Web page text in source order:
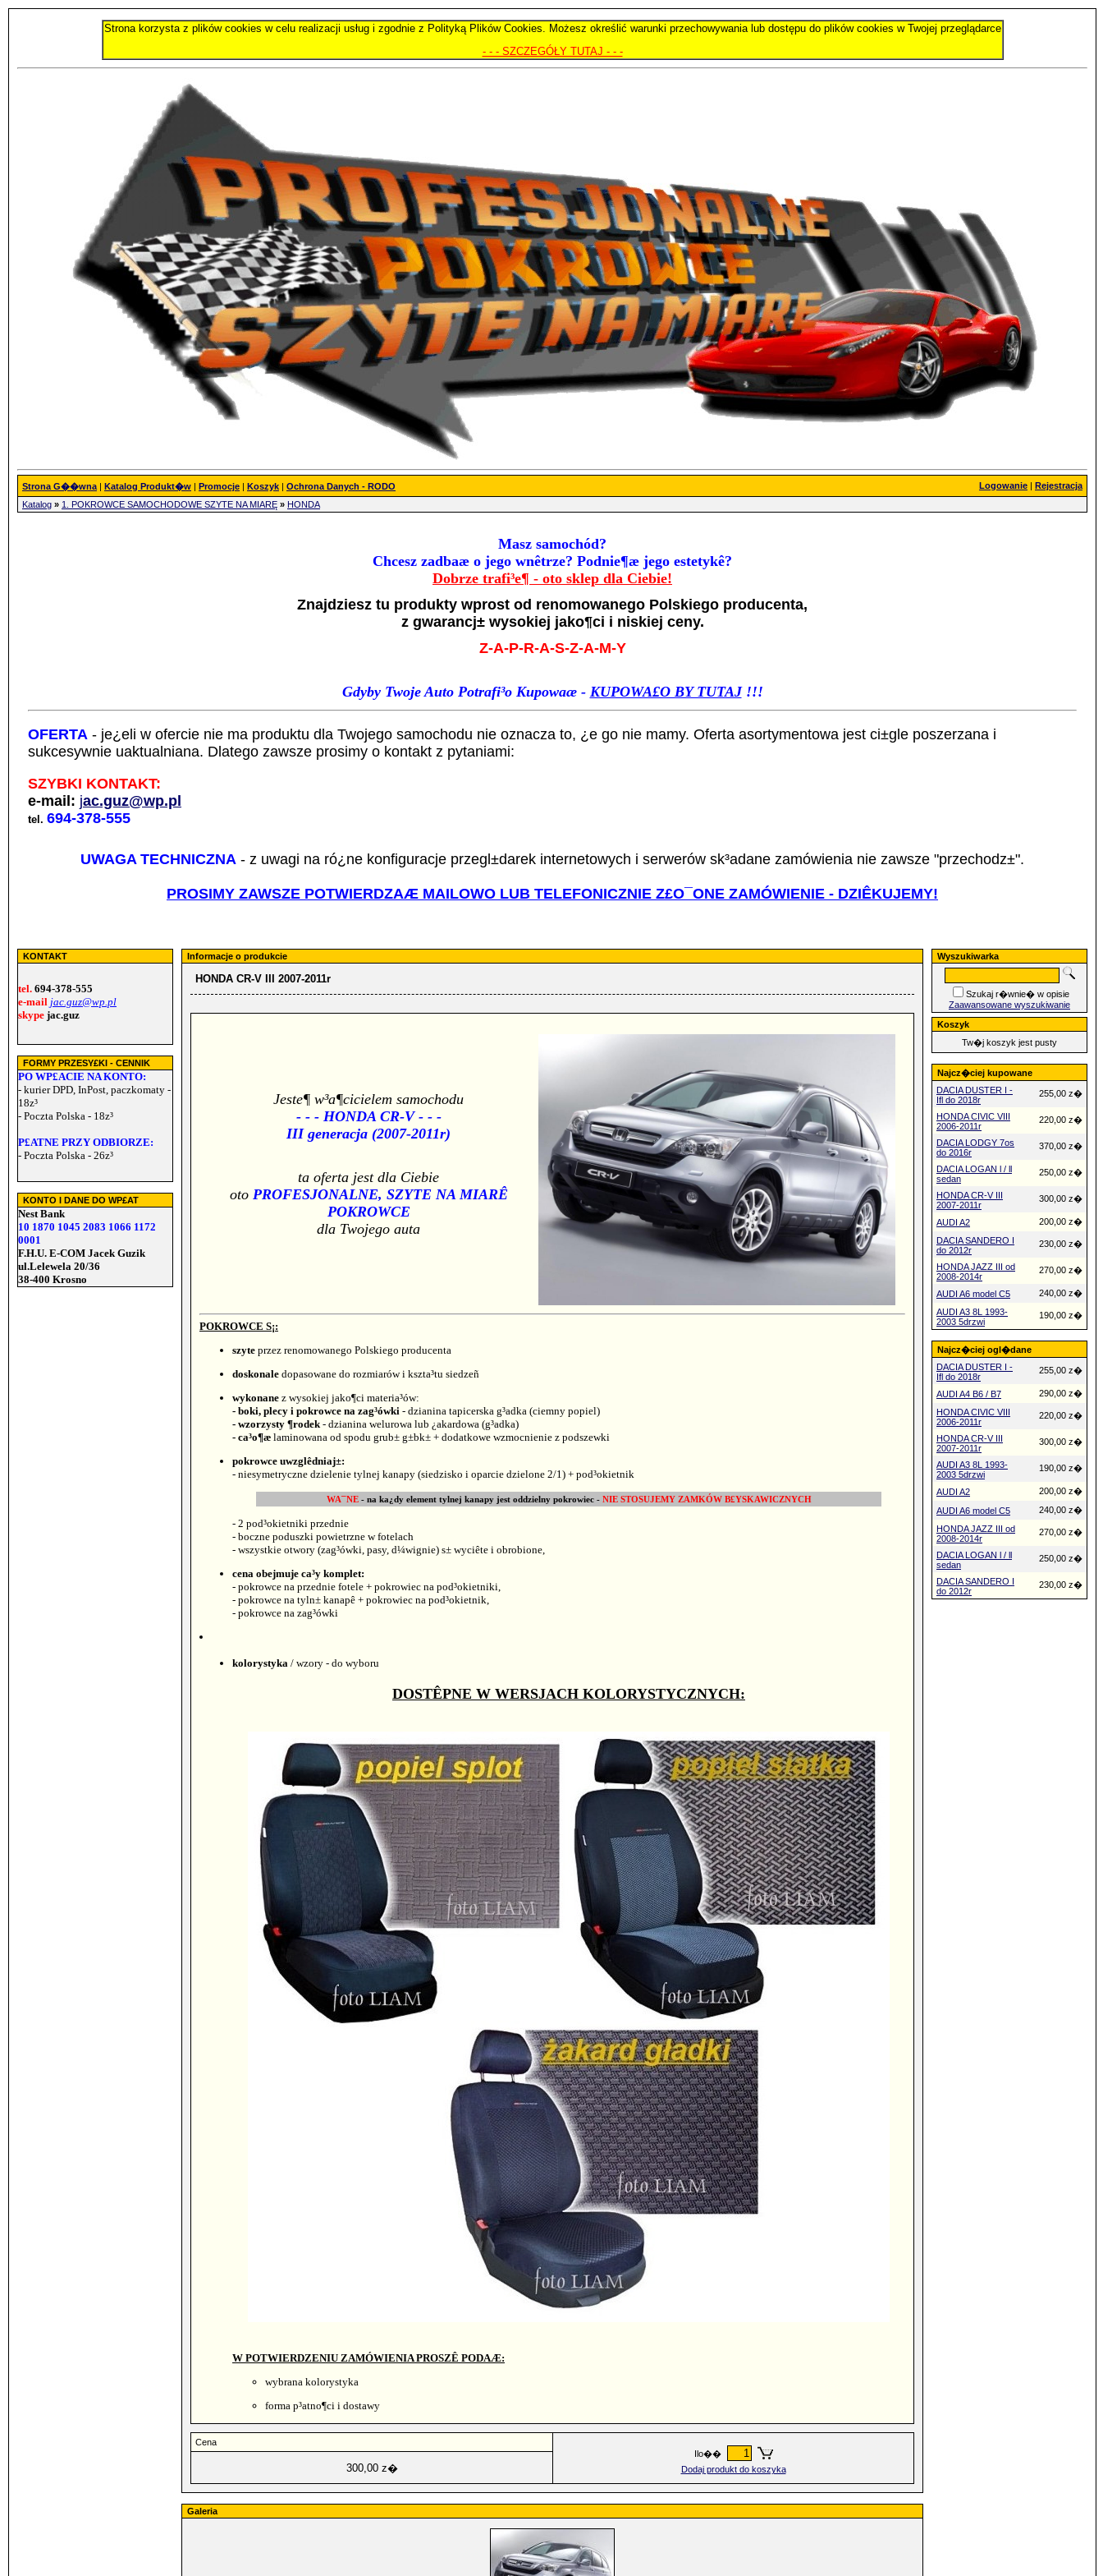
Strona korzysta z plików cookies w celu realizacji usług i zgodnie z Polityką Plików Cookies. Możesz określić warunki przechowywania lub dostępu do plików cookies w Twojej przeglądarce
- - - SZCZEGÓŁY TUTAJ - - -
Strona G��wna | Katalog Produkt�w | Promocje | Koszyk | Ochrona Danych - RODO Logowanie | Rejestracja
Katalog » 1. POKROWCE SAMOCHODOWE SZYTE NA MIARĘ » HONDA
Masz samochód?
Chcesz zadbaæ o jego wnêtrze? Podnie¶æ jego estetykê?
Dobrze trafi³e¶ - oto sklep dla Ciebie!
Znajdziesz tu produkty wprost od renomowanego Polskiego producenta,
z gwarancj± wysokiej jako¶ci i niskiej ceny.
Z-A-P-R-A-S-Z-A-M-Y
Gdyby Twoje Auto Potrafi³o Kupowaæ - KUPOWA£O BY TUTAJ!!!
OFERTA - je¿eli w ofercie nie ma produktu dla Twojego samochodu nie oznacza to, ¿e go nie mamy. Oferta asortymentowa jest ci±gle poszerzana i
sukcesywnie uaktualniana. Dlatego zawsze prosimy o kontakt z pytaniami:
SZYBKI KONTAKT:
e-mail: jac.guz@wp.pl
tel. 694-378-555
UWAGA TECHNICZNA - z uwagi na ró¿ne konfiguracje przegl±darek internetowych i serwerów sk³adane zamówienia nie zawsze "przechodz±".
PROSIMY ZAWSZE POTWIERDZAÆ MAILOWO LUB TELEFONICZNIE Z£O¯ONE ZAMÓWIENIE - DZIÊKUJEMY!
KONTAKT
tel. 694-378-555
e-mail jac.guz@wp.pl
skype jac.guz
FORMY PRZESY£KI - CENNIK
PO WP£ACIE NA KONTO:
- kurier DPD, InPost, paczkomaty -
18z³
- Poczta Polska - 18z³
P£ATNE PRZY ODBIORZE:
- Poczta Polska - 26z³
KONTO I DANE DO WP£AT
Nest Bank
10 1870 1045 2083 1066 1172
0001
F.H.U. E-COM Jacek Guzik
ul.Lelewela 20/36
38-400 Krosno
Informacje o produkcie
HONDA CR-V III 2007-2011r
Jeste¶ w³a¶cicielem samochodu
- - - HONDA CR-V - - -
III generacja (2007-2011r)
ta oferta jest dla Ciebie
oto PROFESJONALNE, SZYTE NA MIARÊ
POKROWCE
dla Twojego auta
POKROWCE S¡:
szyte przez renomowanego Polskiego producenta
doskonale dopasowane do rozmiarów i kszta³tu siedzeñ
wykonane z wysokiej jako¶ci materia³ów:
- boki, plecy i pokrowce na zag³ówki - dzianina tapicerska g³adka (ciemny popiel)
- wzorzysty ¶rodek- dzianina welurowa lub ¿akardowa (g³adka)
- ca³o¶æ laminowana od spodu grub± g±bk± + dodatkowe wzmocnienie z podszewki
pokrowce uwzglêdniaj±:
- niesymetryczne dzielenie tylnej kanapy (siedzisko i oparcie dzielone 2/1) + pod³okietnik
WA¯NE- na ka¿dy element tylnej kanapy jest oddzielny pokrowiec - NIE STOSUJEMY ZAMKÓW B£YSKAWICZNYCH
- 2 pod³okietniki przednie
- boczne poduszki powietrzne w fotelach
- wszystkie otwory (zag³ówki, pasy, d¼wignie) s± wyciête i obrobione,
cena obejmuje ca³y komplet:
- pokrowce na przednie fotele + pokrowiec na pod³okietniki,
- pokrowce na tyln± kanapê + pokrowiec na pod³okietnik,
- pokrowce na zag³ówki
kolorystyka / wzory - do wyboru
DOSTÊPNE W WERSJACH KOLORYSTYCZNYCH:
W POTWIERDZENIU ZAMÓWIENIA PROSZÊ PODAÆ:
wybrana kolorystyka
forma p³atno¶ci i dostawy
Cena
Ilo��
Dodaj produkt do koszyka
300,00 z�
Galeria
Wyszukiwarka
Szukaj r�wnie� w opisie
Zaawansowane wyszukiwanie
Koszyk
Tw�j koszyk jest pusty
Najcz�ciej kupowane
DACIA DUSTER I -
Ifl do 2018r
255,00 z�
HONDA CIVIC VIII
2006-2011r
220,00 z�
DACIA LODGY 7os
do 2016r
370,00 z�
DACIA LOGAN l / ll
sedan
250,00 z�
HONDA CR-V III
2007-2011r
300,00 z�
AUDI A2
200,00 z�
DACIA SANDERO I
do 2012r
230,00 z�
HONDA JAZZ III od
2008-2014r
270,00 z�
AUDI A6 model C5
240,00 z�
AUDI A3 8L 1993-
2003 5drzwi
190,00 z�
Najcz�ciej ogl�dane
DACIA DUSTER I -
Ifl do 2018r
255,00 z�
AUDI A4 B6 / B7
290,00 z�
HONDA CIVIC VIII
2006-2011r
220,00 z�
HONDA CR-V III
2007-2011r
300,00 z�
AUDI A3 8L 1993-
2003 5drzwi
190,00 z�
AUDI A2
200,00 z�
AUDI A6 model C5
240,00 z�
HONDA JAZZ III od
2008-2014r
270,00 z�
DACIA LOGAN l / ll
sedan
250,00 z�
DACIA SANDERO I
do 2012r
230,00 z�